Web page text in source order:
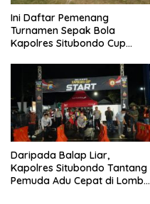
Ini Daftar Pemenang
Turnamen Sepak Bola
Kapolres Situbondo Cup
10 Tahun
Daripada Balap Liar,
Kapolres Situbondo Tantang
Pemuda Adu Cepat di Lomba